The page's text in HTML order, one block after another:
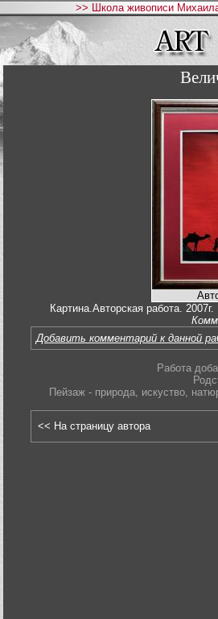
>> Школа живописи
Картина.Авторская работа.
Добавить комментарий к данной
Работа
Пейзаж - природа, искуство,
<< На страницу автора